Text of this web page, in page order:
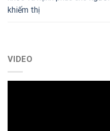
khiếm thị
VIDEO